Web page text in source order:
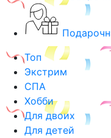
Топ
Экстрим
СПА
Хобби
Для двоих
Для детей